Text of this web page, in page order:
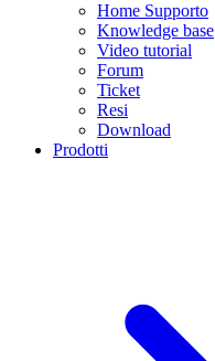
Home Supporto
Knowledge base
Video tutorial
Forum
Ticket
Resi
Download
Prodotti